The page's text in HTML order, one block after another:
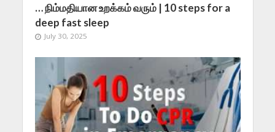
… நிம்மதியான உறக்கம் வரும் | 10 steps for a
deep fast sleep
July 30, 2025